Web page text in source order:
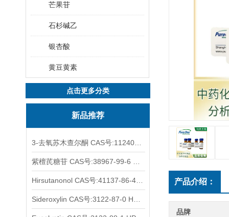
芒果苷
石杉碱乙
银杏酸
黄豆黄素
点击更多分类
新品推荐
产品介绍：
品牌